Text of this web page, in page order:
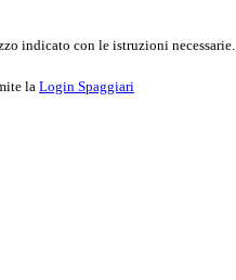
indicato con le istruzioni necessarie.
la Login Spaggiari